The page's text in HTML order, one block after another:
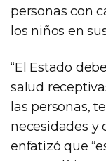
personas con
los niños en
“El Estado
salud
las personas,
necesidades y
enfatizó que